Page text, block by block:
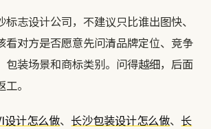
志设计公司，不建议只比谁出图快、
看对方是否愿意先问清品牌定位、竞争
包装场景和商标类别。问得越细，后面
。
设计怎么做、长沙包装设计怎么做、长